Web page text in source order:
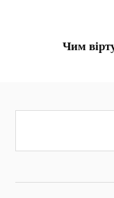
Чим